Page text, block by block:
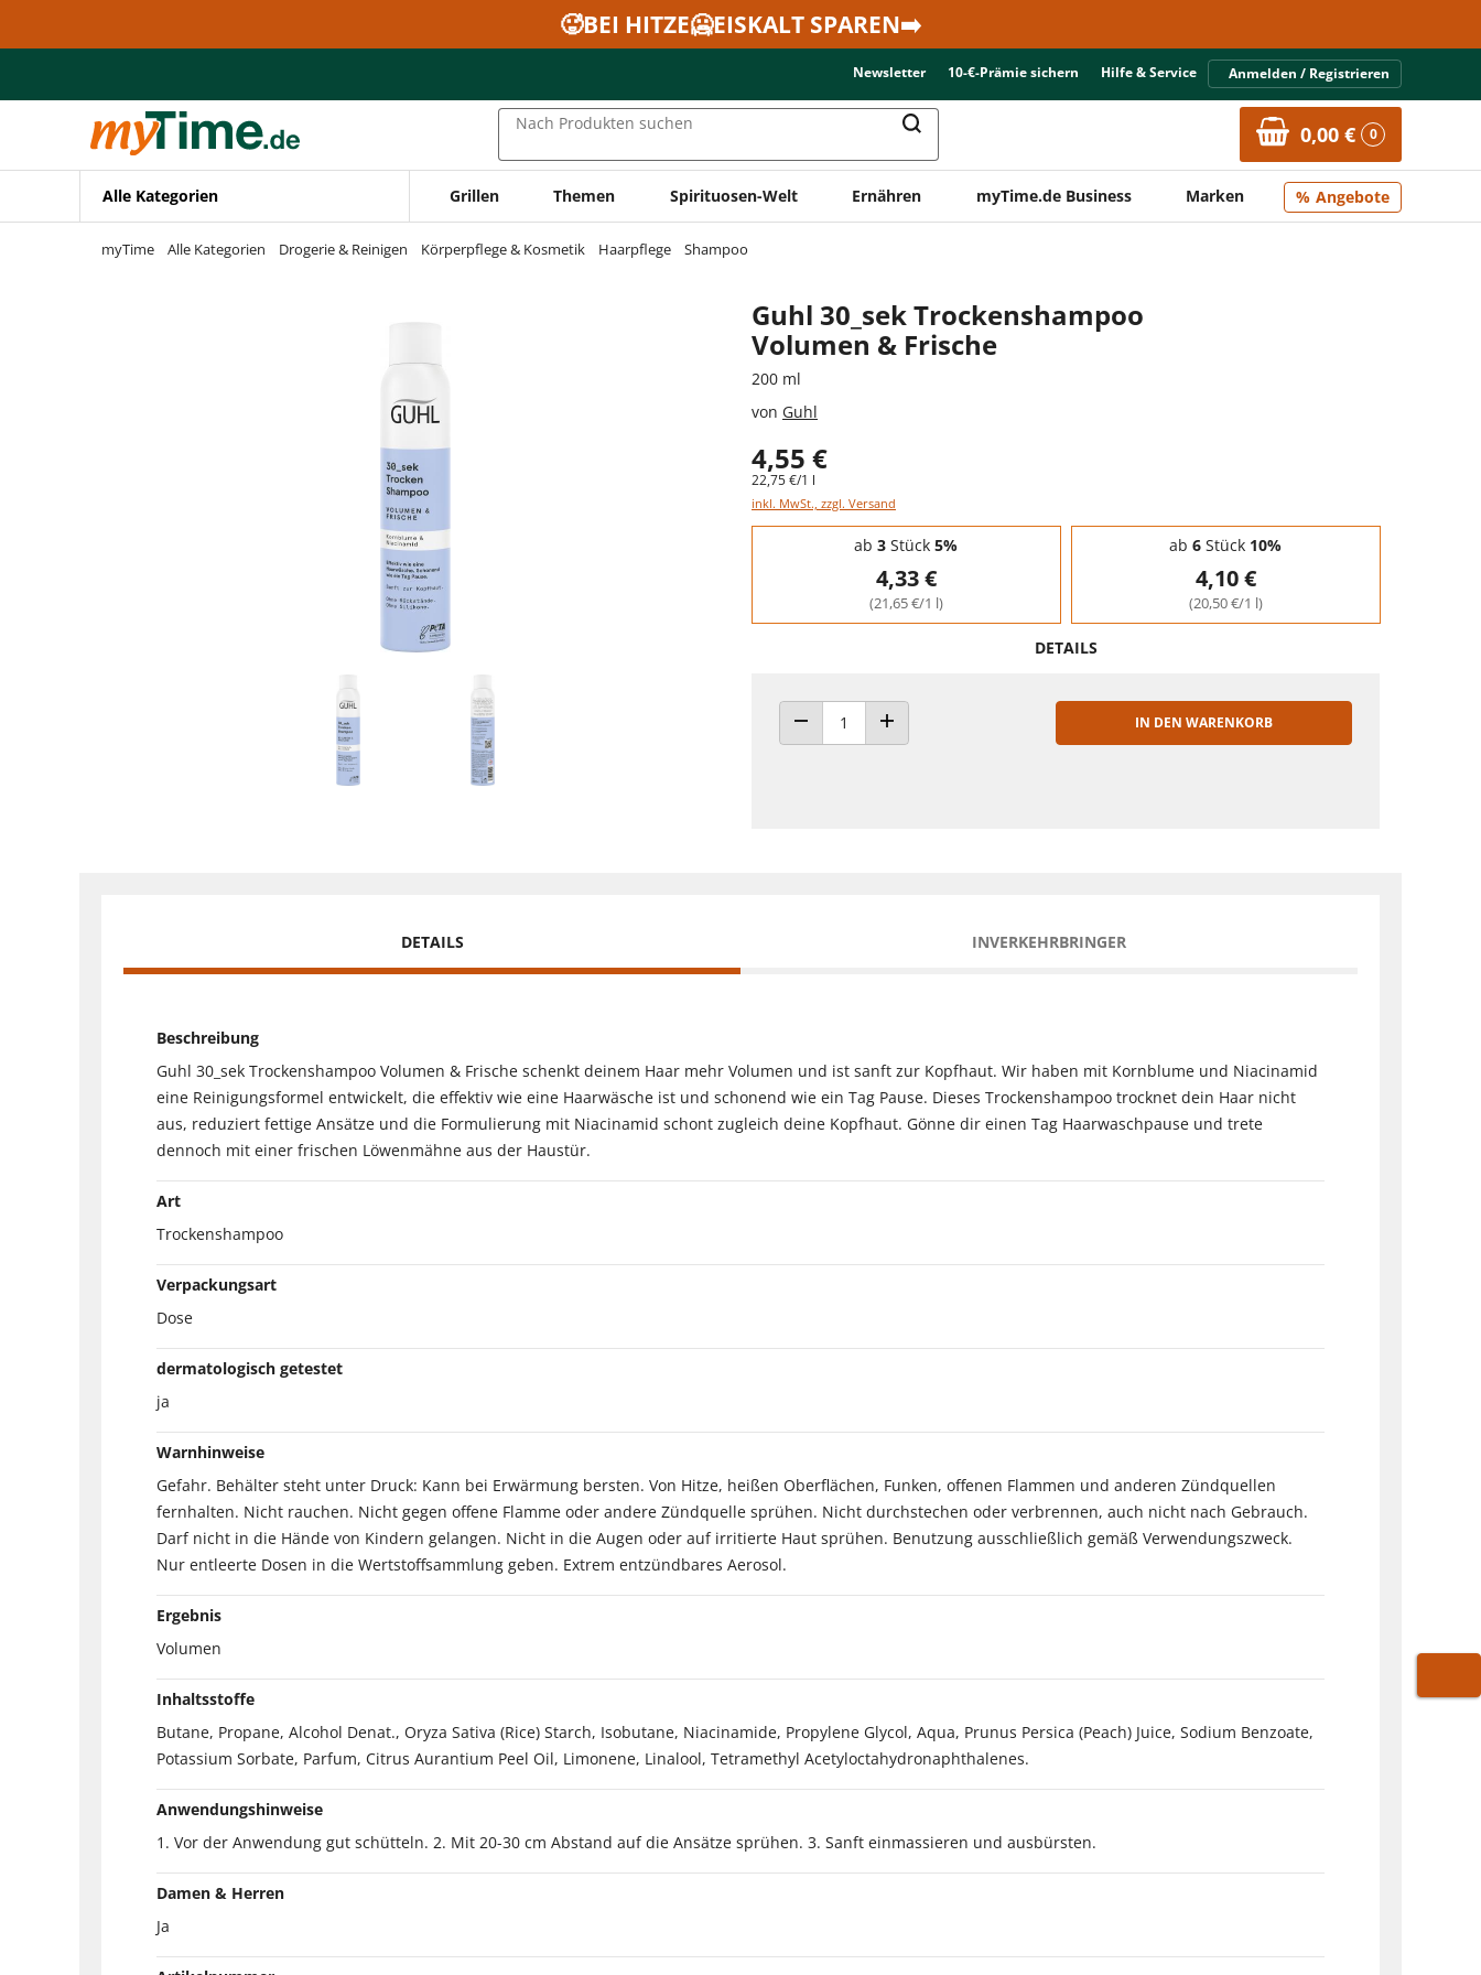
Zur Navigation springen
🥵BEI HITZE🥶EISKALT SPAREN➡️
Newsletter 10-€-Prämie sichern Hilfe & Service Anmelden / Registrieren
Nach Produkten suchen 0,00 € 0
Alle Kategorien Grillen Themen Spirituosen-Welt Ernähren myTime.de Business Marken Angebote
myTime Alle Kategorien Drogerie & Reinigen Körperpflege & Kosmetik Haarpflege Shampoo
Guhl 30_sek Trockenshampoo
Volumen & Frische
200 ml
von Guhl
4,55 €
22,75 €/1 l
inkl. MwSt., zzgl. Versand
Staffelpreise - Mengenrabatt
ab 3 Stück 5%
4,33 €
(21,65 €/1 l)
ab 6 Stück 10%
4,10 €
(20,50 €/1 l)
DETAILS
ANZAHL VERRINGERNANZAHL ERHÖHEN
IN DEN WARENKORB
DETAILS INVERKEHRBRINGER
Beschreibung
Guhl 30_sek Trockenshampoo Volumen & Frische schenkt deinem Haar mehr Volumen und ist sanft zur Kopfhaut. Wir haben mit Kornblume und Niacinamid
eine Reinigungsformel entwickelt, die effektiv wie eine Haarwäsche ist und schonend wie ein Tag Pause. Dieses Trockenshampoo trocknet dein Haar nicht
aus, reduziert fettige Ansätze und die Formulierung mit Niacinamid schont zugleich deine Kopfhaut. Gönne dir einen Tag Haarwaschpause und trete
dennoch mit einer frischen Löwenmähne aus der Haustür.
Art
Trockenshampoo
Verpackungsart
Dose
dermatologisch getestet
ja
Warnhinweise
Gefahr. Behälter steht unter Druck: Kann bei Erwärmung bersten. Von Hitze, heißen Oberflächen, Funken, offenen Flammen und anderen Zündquellen
fernhalten. Nicht rauchen. Nicht gegen offene Flamme oder andere Zündquelle sprühen. Nicht durchstechen oder verbrennen, auch nicht nach Gebrauch.
Darf nicht in die Hände von Kindern gelangen. Nicht in die Augen oder auf irritierte Haut sprühen. Benutzung ausschließlich gemäß Verwendungszweck.
Nur entleerte Dosen in die Wertstoffsammlung geben. Extrem entzündbares Aerosol.
Ergebnis
Volumen
Inhaltsstoffe
Butane, Propane, Alcohol Denat., Oryza Sativa (Rice) Starch, Isobutane, Niacinamide, Propylene Glycol, Aqua, Prunus Persica (Peach) Juice, Sodium Benzoate,
Potassium Sorbate, Parfum, Citrus Aurantium Peel Oil, Limonene, Linalool, Tetramethyl Acetyloctahydronaphthalenes.
Anwendungshinweise
1. Vor der Anwendung gut schütteln. 2. Mit 20-30 cm Abstand auf die Ansätze sprühen. 3. Sanft einmassieren und ausbürsten.
Damen & Herren
Ja